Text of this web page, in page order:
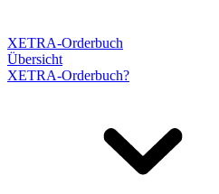
XETRA-Orderbuch
Übersicht
XETRA-Orderbuch?